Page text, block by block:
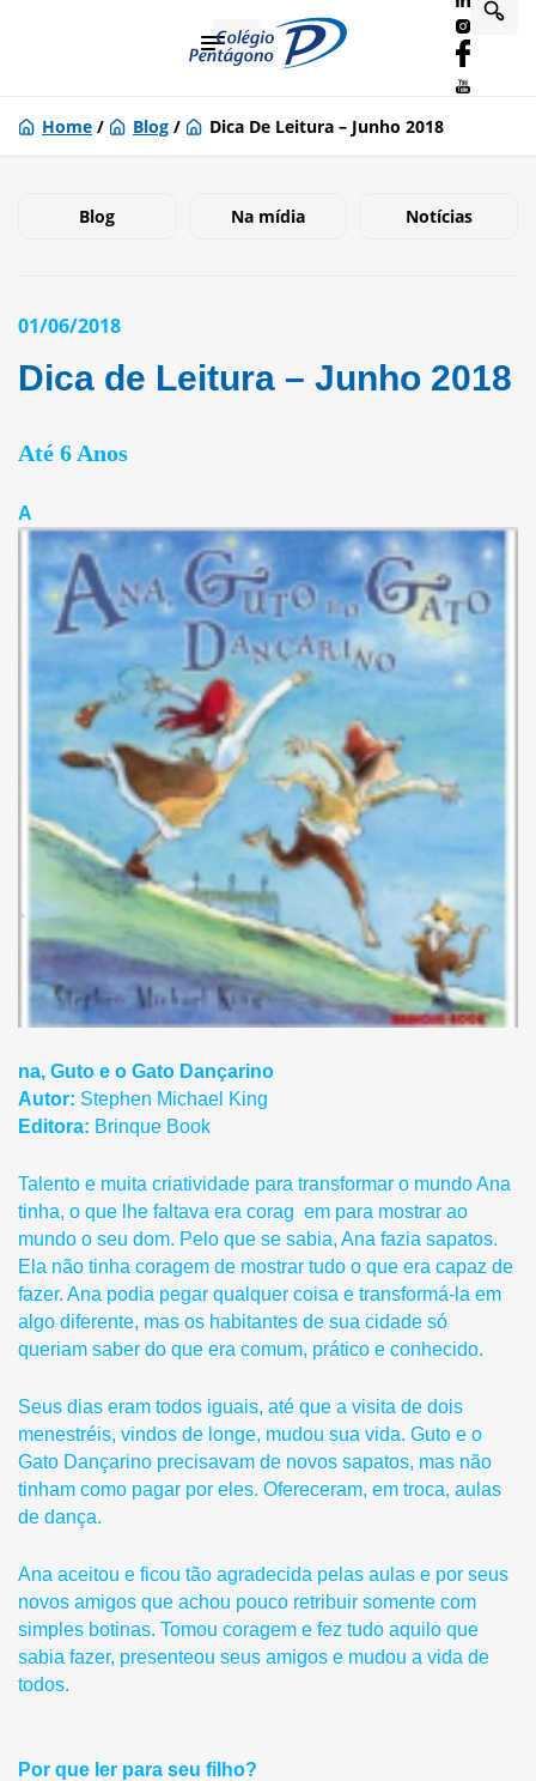
Home / Blog / Dica De Leitura – Junho 2018
Blog Na mídia Notícias
01/06/2018
Dica de Leitura – Junho 2018
Até 6 Anos
A
na, Guto e o Gato Dançarino
Autor: Stephen Michael King
Editora: Brinque Book
Talento e muita criatividade para transformar o mundo Ana
tinha, o que lhe faltava era corag em para mostrar ao
mundo o seu dom. Pelo que se sabia, Ana fazia sapatos.
Ela não tinha coragem de mostrar tudo o que era capaz de
fazer. Ana podia pegar qualquer coisa e transformá-la em
algo diferente, mas os habitantes de sua cidade só
queriam saber do que era comum, prático e conhecido.
Seus dias eram todos iguais, até que a visita de dois
menestréis, vindos de longe, mudou sua vida. Guto e o
Gato Dançarino precisavam de novos sapatos, mas não
tinham como pagar por eles. Ofereceram, em troca, aulas
de dança.
Ana aceitou e ficou tão agradecida pelas aulas e por seus
novos amigos que achou pouco retribuir somente com
simples botinas. Tomou coragem e fez tudo aquilo que
sabia fazer, presenteou seus amigos e mudou a vida de
todos.
Por que ler para seu filho?